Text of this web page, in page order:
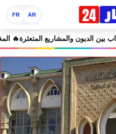
AR
FR
عمور يترك الشباب بين الديون